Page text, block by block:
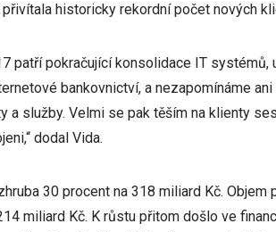
historicky rekordní počet nových
patří pokračující konsolidace IT systémů,
bankovnictví, a nezapomínáme
a služby. Velmi se pak těším na klienty
dodal Vida.
30 procent na 318 miliard Kč.
miliard Kč. K růstu přitom došlo ve